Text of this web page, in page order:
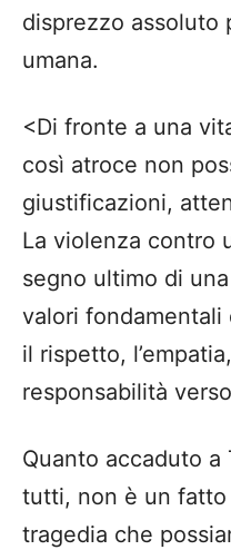
disprezzo assoluto
umana.
<Di fronte a una
così atroce non
giustificazioni,
La violenza contro
segno ultimo di
valori
il rispetto,
responsabilità
Quanto accaduto a
tutti, non è un
tragedia che